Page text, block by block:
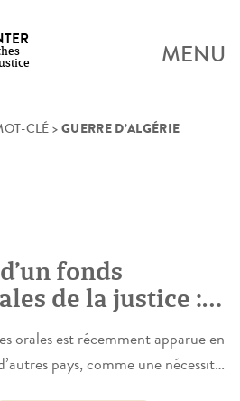
MENU
CLÉ> GUERRE D’ALGÉRIE
fonds
de la justice :
magistrats
Algérie entre
orales est récemment apparue en
pays, comme une nécessité